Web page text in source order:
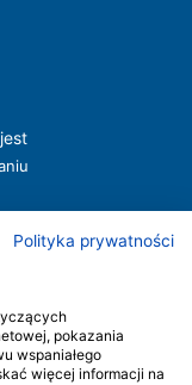
programu
prowadzenie portalu
w sprawach
Polityka prywatności
pokazania
wspaniałego
więcej informacji na